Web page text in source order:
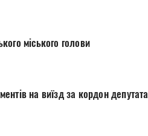
міського голови
на виїзд за кордон депутата